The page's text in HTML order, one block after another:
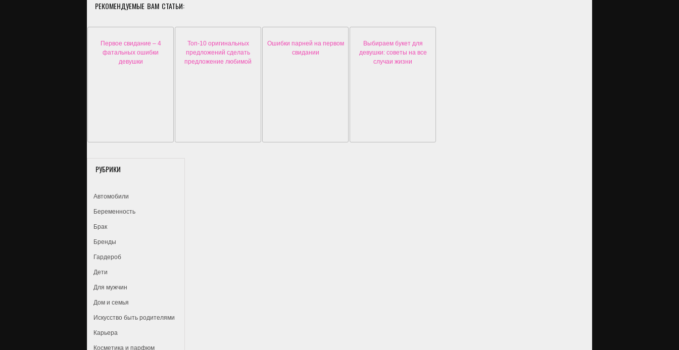
РЕКОМЕНДУЕМЫЕ ВАМ СТАТЬИ:
Первое свидание – 4
фатальных ошибки
девушки
Топ-10 оригинальных
предложений сделать
предложение любимой
Ошибки парней на первом
свидании
Выбираем букет для
девушки: советы на все
случаи жизни
РУБРИКИ
Автомобили
Беременность
Брак
Бренды
Гардероб
Дети
Для мужчин
Дом и семья
Искусство быть родителями
Карьера
Косметика и парфюм